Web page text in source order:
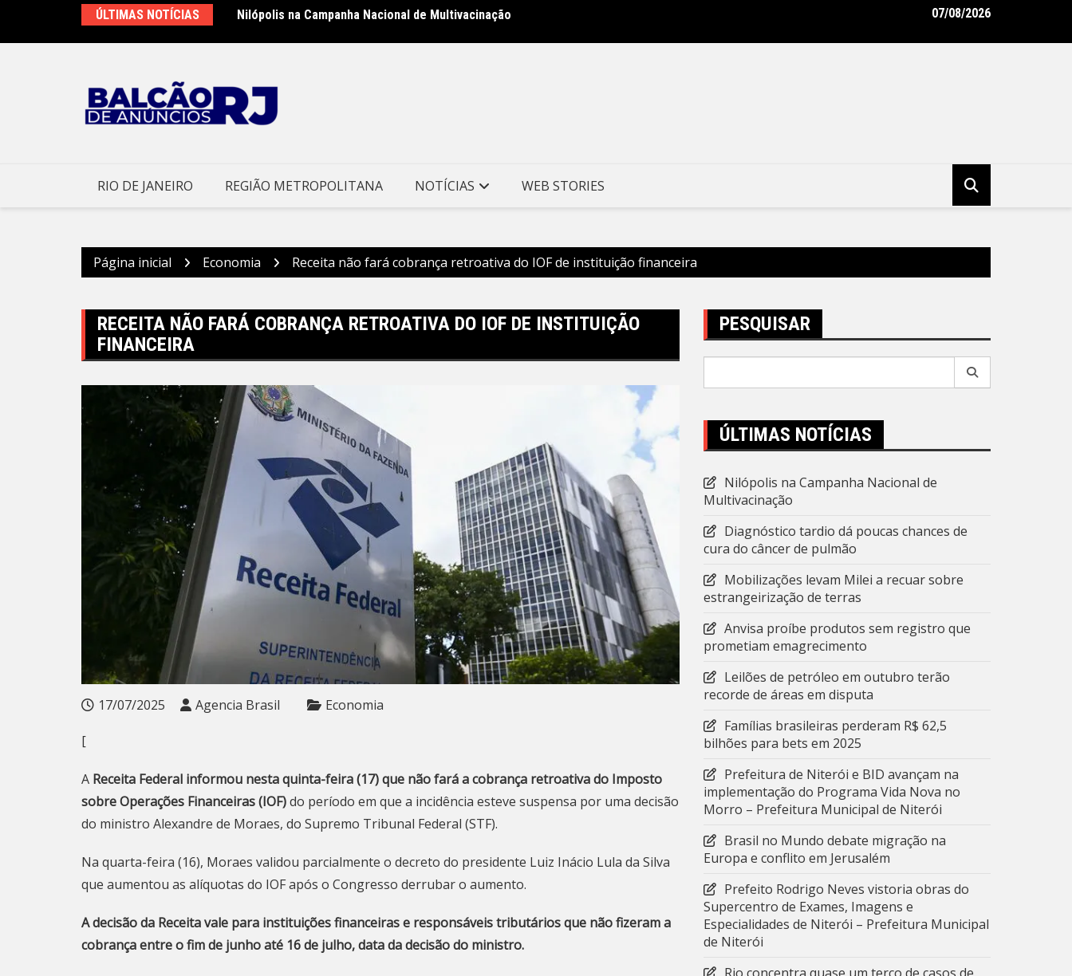
o
ÚLTIMAS NOTÍCIAS Nilópolis na Campanha Nacional de Multivacinação
Prefeitura de Niterói e BID avançam na implementação do Programa Vida Nova
Prefeito Rodrigo Neves vistoria obras do Supercentro de Exames,
07/08/2026
RIO DE JANEIRO REGIÃO METROPOLITANA NOTÍCIAS WEB STORIES
Página inicial Economia Receita não fará cobrança retroativa do IOF de instituição financeira
RECEITA NÃO FARÁ COBRANÇA RETROATIVA DO IOF DE INSTITUIÇÃO
FINANCEIRA
17/07/2025 Agencia Brasil Economia
[
A Receita Federal informou nesta quinta-feira (17) que não fará a cobrança retroativa do Imposto
sobre Operações Financeiras (IOF)do período em que a incidência esteve suspensa por uma decisão
do ministro Alexandre de Moraes, do Supremo Tribunal Federal (STF).
Na quarta-feira (16), Moraes validou parcialmente o decreto do presidente Luiz Inácio Lula da Silva
que aumentou as alíquotas do IOF após o Congresso derrubar o aumento.
A decisão da Receita vale para instituições financeiras e responsáveis tributários que não fizeram a
cobrança entre o fim de junho até 16 de julho, data da decisão do ministro.
PESQUISAR
ÚLTIMAS NOTÍCIAS
Nilópolis na Campanha Nacional de
Multivacinação
Diagnóstico tardio dá poucas chances de
cura do câncer de pulmão
Mobilizações levam Milei a recuar sobre
estrangeirização de terras
Anvisa proíbe produtos sem registro que
prometiam emagrecimento
Leilões de petróleo em outubro terão
recorde de áreas em disputa
Famílias brasileiras perderam R$ 62,5
bilhões para bets em 2025
Prefeitura de Niterói e BID avançam na
implementação do Programa Vida Nova no
Morro – Prefeitura Municipal de Niterói
Brasil no Mundo debate migração na
Europa e conflito em Jerusalém
Prefeito Rodrigo Neves vistoria obras do
Supercentro de Exames, Imagens e
Especialidades de Niterói – Prefeitura Municipal
de Niterói